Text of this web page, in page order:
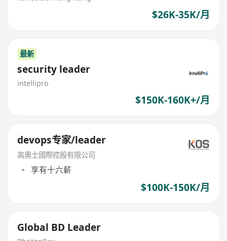
$26K-35K/月
最新
security leader
intellipro
$150K-160K+/月
devops专家/leader
高奧士國際控股有限公司
享有十六薪
$100K-150K/月
Global BD Leader